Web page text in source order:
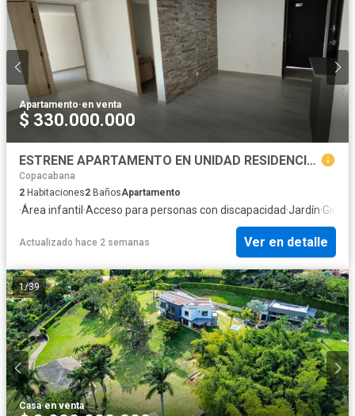
Apartamento·en venta
$ 330.000.000
ESTRENE APARTAMENTO EN UNIDAD RESIDENCIAL COMPLETA
Copacabana
2 Habitaciones2 BañosApartamento
·Área infantil ·Acceso para personas con discapacidad·Jardín·
Actualizado hace 2 semanas Ver en detalle
1/39
Casa·en venta